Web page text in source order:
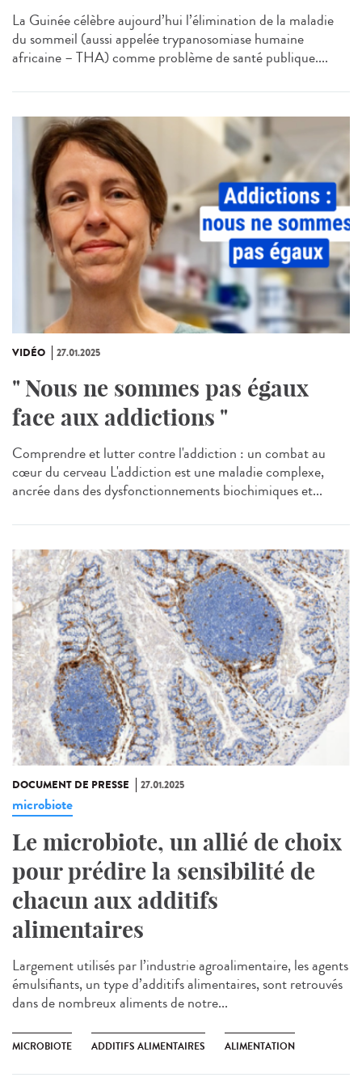
La Guinée célèbre aujourd’hui l’élimination de la maladie
du sommeil (aussi appelée trypanosomiase humaine
africaine – THA) comme problème de santé publique....
VIDÉO 27.01.2025
" Nous ne sommes pas égaux
face aux addictions "
Comprendre et lutter contre l'addiction : un combat au
cœur du cerveau L'addiction est une maladie complexe,
ancrée dans des dysfonctionnements biochimiques et...
DOCUMENT DE PRESSE 27.01.2025
microbiote
Le microbiote, un allié de choix
pour prédire la sensibilité de
chacun aux additifs
alimentaires
Largement utilisés par l’industrie agroalimentaire, les agents
émulsifiants, un type d’additifs alimentaires, sont retrouvés
dans de nombreux aliments de notre...
MICROBIOTE ADDITIFS ALIMENTAIRES ALIMENTATION